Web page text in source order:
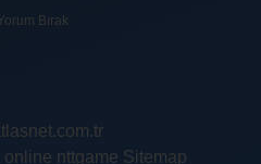
Bırak
online nttgame Sitemap